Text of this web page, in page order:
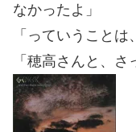
なかったよ」
「っていうことは
「穂高さんと、さ